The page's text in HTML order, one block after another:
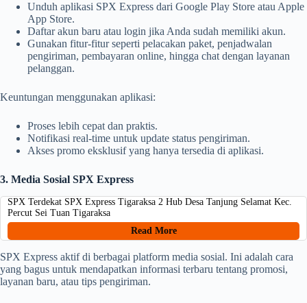
Unduh aplikasi SPX Express dari Google Play Store atau Apple
App Store.
Daftar akun baru atau login jika Anda sudah memiliki akun.
Gunakan fitur-fitur seperti pelacakan paket, penjadwalan
pengiriman, pembayaran online, hingga chat dengan layanan
pelanggan.
Keuntungan menggunakan aplikasi:
Proses lebih cepat dan praktis.
Notifikasi real-time untuk update status pengiriman.
Akses promo eksklusif yang hanya tersedia di aplikasi.
3. Media Sosial SPX Express
SPX Terdekat SPX Express Tigaraksa 2 Hub Desa Tanjung Selamat Kec.
Percut Sei Tuan Tigaraksa
Read More
SPX Express aktif di berbagai platform media sosial. Ini adalah cara
yang bagus untuk mendapatkan informasi terbaru tentang promosi,
layanan baru, atau tips pengiriman.